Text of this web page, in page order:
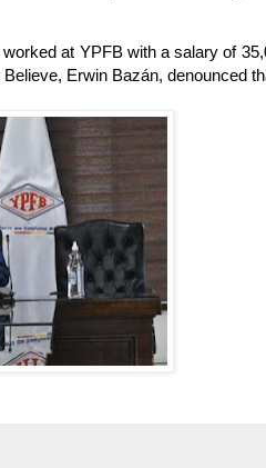
at YPFB with a salary of
Erwin Bazán, denounced